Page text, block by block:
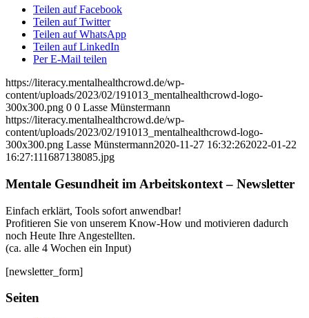
Teilen auf Facebook
Teilen auf Twitter
Teilen auf WhatsApp
Teilen auf LinkedIn
Per E-Mail teilen
https://literacy.mentalhealthcrowd.de/wp-
content/uploads/2023/02/191013_mentalhealthcrowd-logo-
300x300.png 0 0 Lasse Münstermann
https://literacy.mentalhealthcrowd.de/wp-
content/uploads/2023/02/191013_mentalhealthcrowd-logo-
300x300.png Lasse Münstermann2020-11-27 16:32:262022-01-22
16:27:111687138085.jpg
Mentale Gesundheit im Arbeitskontext – Newsletter
Einfach erklärt, Tools sofort anwendbar!
Profitieren Sie von unserem Know-How und motivieren dadurch
noch Heute Ihre Angestellten.
(ca. alle 4 Wochen ein Input)
[newsletter_form]
Seiten